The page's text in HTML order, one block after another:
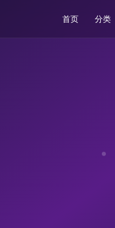
首页 分类